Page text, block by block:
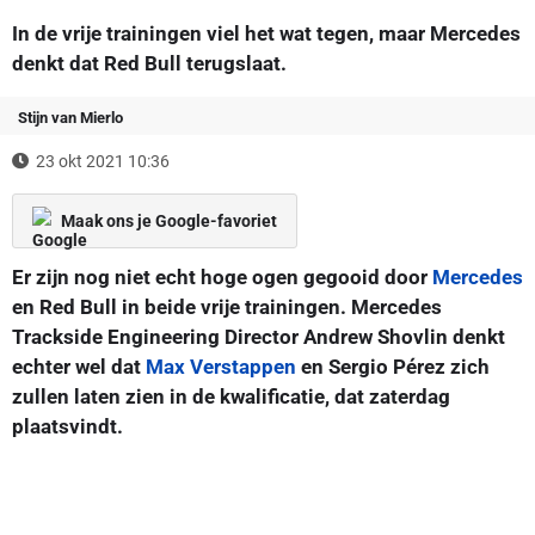
In de vrije trainingen viel het wat tegen, maar Mercedes
denkt dat Red Bull terugslaat.
Stijn van Mierlo
23 okt 2021 10:36
Maak ons je Google-favoriet
Er zijn nog niet echt hoge ogen gegooid door Mercedes
en Red Bull in beide vrije trainingen. Mercedes
Trackside Engineering Director Andrew Shovlin denkt
echter wel dat Max Verstappen en Sergio Pérez zich
zullen laten zien in de kwalificatie, dat zaterdag
plaatsvindt.